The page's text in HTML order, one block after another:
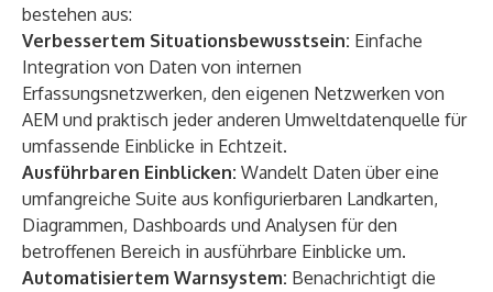
bestehen aus:
Verbessertem Situationsbewusstsein: Einfache
Integration von Daten von internen
Erfassungsnetzwerken, den eigenen Netzwerken von
AEM und praktisch jeder anderen Umweltdatenquelle für
umfassende Einblicke in Echtzeit.
Ausführbaren Einblicken: Wandelt Daten über eine
umfangreiche Suite aus konfigurierbaren Landkarten,
Diagrammen, Dashboards und Analysen für den
betroffenen Bereich in ausführbare Einblicke um.
Automatisiertem Warnsystem: Benachrichtigt die